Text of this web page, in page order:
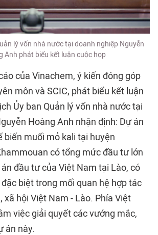
lý vốn nhà nước tại doanh nghiệp Nguyễn
Anh phát biểu kết luận cuộc họp
của Vinachem, ý kiến đóng góp
môn và SCIC, phát biểu kết luận
Ủy ban Quản lý vốn nhà nước tại
Hoàng Anh nhận định: Dự án
biến muối mỏ kali tại huyện
có tổng mức đầu tư lớn
đầu tư của Việt Nam tại Lào, có
biệt trong mối quan hệ hợp tác
xã hội Việt Nam - Lào. Phía Việt
việc giải quyết các vướng mắc,
án này.